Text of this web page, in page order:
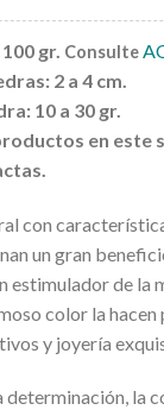
gr. Consulte
2 a 4 cm.
10 a 30 gr.
en este
con
un gran
estimulador de la
color la
y joyería
determinación, la